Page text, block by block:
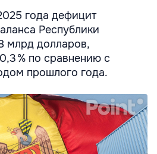
года дефицит
Республики
млрд долларов,
% по сравнению с
прошлого года.